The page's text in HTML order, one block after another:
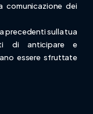
comunicazione dei
precedenti sulla tua
di anticipare e
essere sfruttate